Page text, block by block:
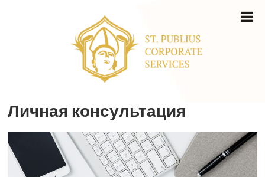
Личная консультация